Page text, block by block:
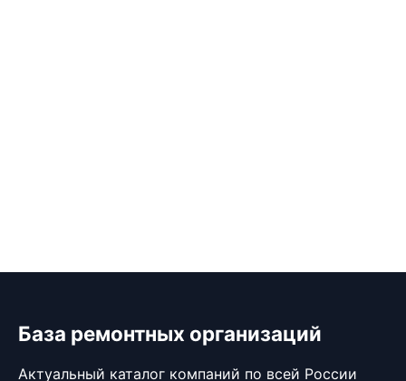
База ремонтных организаций
Актуальный каталог компаний по всей России